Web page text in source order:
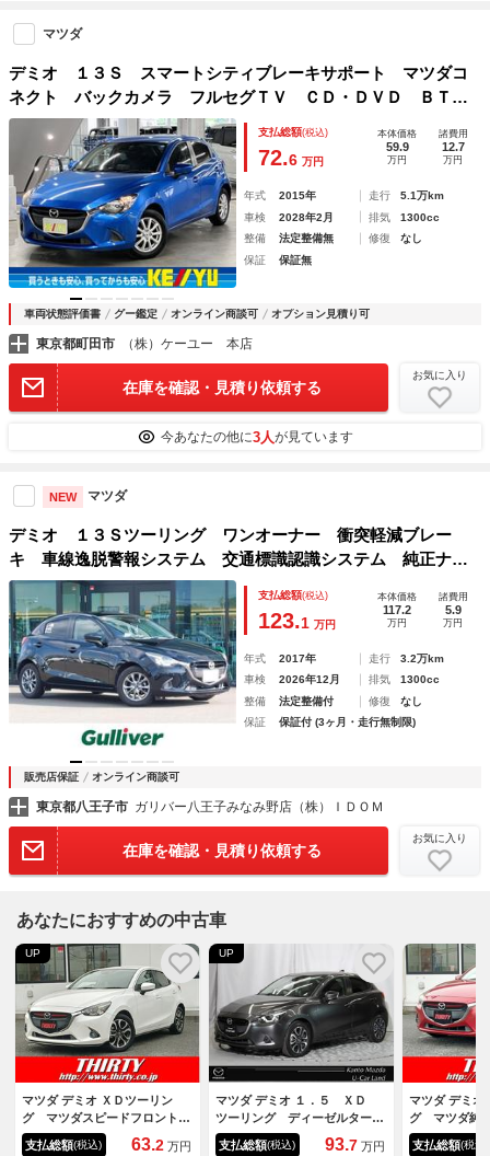
マツダ
デミオ １３Ｓ スマートシティブレーキサポート マツダコ
ネクト バックカメラ フルセグＴＶ ＣＤ・ＤＶＤ ＢＴオ
ーディオ ＥＴＣ ＵＳＢ端子 社外１５ＡＷ アイドリング
ストップ スマートキー スペアキー・記録簿有
支払総額(税込)
72.6 万円
本体価格
59.9
万円
諸費用
12.7
万円
年式 2015年 走行
5.1万km
車検
2028年2月 排気
1300cc
整備
法定整備無 修復
なし
保証
保証無
車両状態評価書 グー鑑定 オンライン商談可 オプション見積り可
東京都町田市 （株）ケーユー 本店
在庫を確認・見積り依頼する
お気に入り
今あなたの他に3人が見ています
NEW マツダ
デミオ １３Ｓツーリング ワンオーナー 衝突軽減ブレー
キ 車線逸脱警報システム 交通標識認識システム 純正ナ
ビ カメラ ＢＴ接続 ＥＴＣ 前後ドラレコ 純正１５イン
チアルミホイール シートヒーター 純正フロアマット スペ
アキー
支払総額(税込)
123.1 万円
本体価格
117.2
万円
諸費用
5.9
万円
年式 2017年 走行
3.2万km
車検
2026年12月 排気
1300cc
整備
法定整備付 修復
なし
保証
保証付 (3ヶ月・走行無制限)
販売店保証 オンライン商談可
東京都八王子市 ガリバー八王子みなみ野店（株）ＩＤＯＭ
在庫を確認・見積り依頼する
お気に入り
あなたにおすすめの中古車
UP
マツダ デミオ ＸＤツーリン
グ マツダスピードフロント＆
サイド＆リアスポイラー 純正
ナビ ヘッドアップディスプレ
支払総額(税込) 63.2 万円
UP
マツダ デミオ １．５ ＸＤ
ツーリング ディーゼルター
ボ マツダコネクトナビゲ－シ
ョン バックカメラ ＵＳＢ
支払総額(税込) 93.7 万円
マツダ デミオ
グ マツダ純
ップディスプ
ントロール
支払総額(税込)